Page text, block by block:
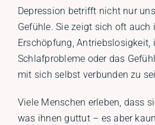
Depression betrifft nicht nur
Gefühle. Sie zeigt sich oft auch
Erschöpfung, Antriebslosigkeit,
Schlafprobleme oder das
mit sich selbst verbunden zu
Viele Menschen erleben, dass
was ihnen guttut – es aber